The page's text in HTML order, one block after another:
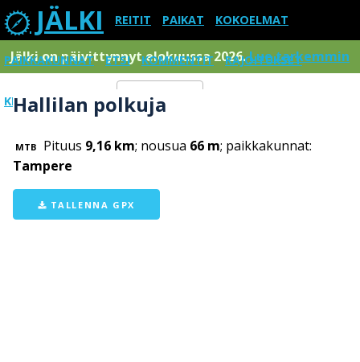
JÄLKI REITIT PAIKAT KOKOELMAT
PAIKKAKUNNAT ETSI KOMMENTIT RAJOITUKSET
KIRJAUDU SISÄÄN Menu
Jälki on päivittynnyt elokuussa 2026.Lue tarkemmin
Hallilan polkuja
MTB Pituus 9,16 km; nousua 66 m; paikkakunnat:
Tampere
TALLENNA GPX